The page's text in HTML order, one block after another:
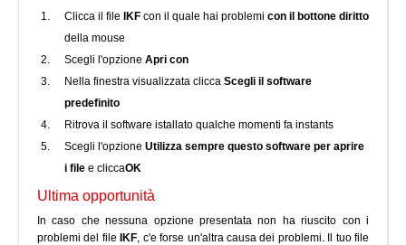
Clicca il file IKF con il quale hai problemi con il bottone diritto
della mouse
Scegli l'opzione Apri con
Nella finestra visualizzata clicca Scegli il software
predefinito
Ritrova il software istallato qualche momenti fa instants
Scegli l'opzione Utilizza sempre questo software per aprire
i file e cliccaOK
Ultima opportunità
In caso che nessuna opzione presentata non ha riuscito con i
problemi del file
IKF, c'e forse un'altra causa dei problemi. Il tuo file